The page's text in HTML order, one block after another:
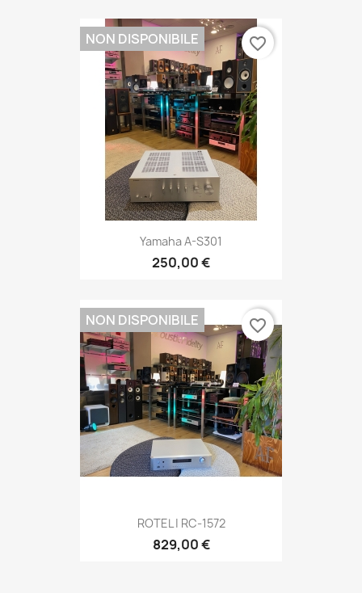
Yamaha A-S301
250,00 €
NON DISPONIBILE favorite_border
ROTEL | RC-1572
829,00 €
NON DISPONIBILE favorite_border